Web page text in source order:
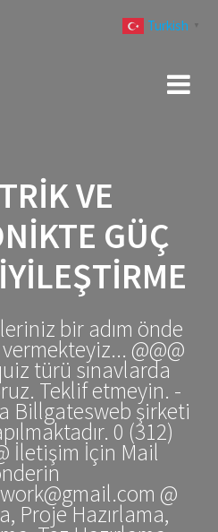
VE
GÜÇ
bir adım önde
@@@
türü sınavlarda
Teklif etmeyin. -
Billgatesweb şirketi
0 (312)
İletişim İçin Mail
@
Proje Hazırlama,
Turkish ▼